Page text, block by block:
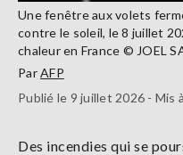
Une fenêtre aux volets
contre le soleil, le 8 juillet
chaleur en France © JOEL
ParAFP
Publié le 9 juillet 2026 - Mis
Des incendies qui se